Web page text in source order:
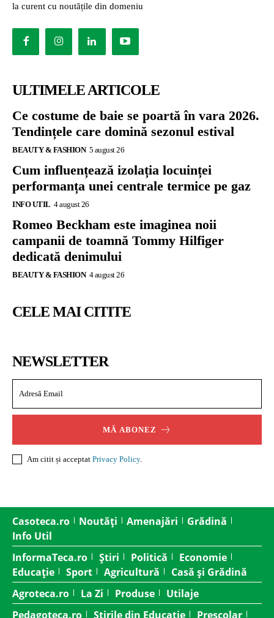
la curent cu noutățile din domeniu
ULTIMELE ARTICOLE
Ce costume de baie se poartă în vara 2026.
Tendințele care domină sezonul estival
BEAUTY & FASHION 5 august 26
Cum influențează izolația locuinței
performanța unei centrale termice pe gaz
INFO UTIL 4 august 26
Romeo Beckham este imaginea noii
campanii de toamnă Tommy Hilfiger
dedicată denimului
BEAUTY & FASHION 4 august 26
CELE MAI CITITE
NEWSLETTER
MĂ ABONEZ
Am citit și acceptat Privacy Policy.
Casoteca.ro Noutăți Amenajări
Grădină
Info Util
InformaTeca.ro
Știri Politică
Economie
Educație
Sport Agricultură
Casă și Grădină
Agroteca.ro
La Zi Produse
Utilaje
Pedagoteca.ro
Știrile din Educație Preșcolar